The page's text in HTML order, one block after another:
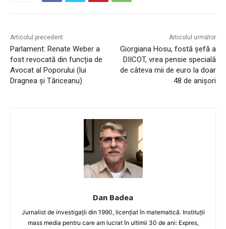
Articolul precedent
Parlament: Renate Weber a
fost revocată din funcția de
Avocat al Poporului (lui
Dragnea și Tăriceanu)
Articolul următor
Giorgiana Hosu, fostă șefă a
DIICOT, vrea pensie specială
de câteva mii de euro la doar
48 de anișori
Dan Badea
Jurnalist de investigații din 1990, licențiat în matematică. Instituții
mass media pentru care am lucrat în ultimii 30 de ani: Expres,